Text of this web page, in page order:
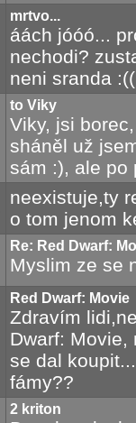
mrtvo...
áách jóóó...
nechodi?
neni sranda
to Viky
Viky, jsi
sháněl už
sám :), ale po
neexistuje,ty
o tom jenom
Re: Red Dwarf:
Myslim ze se
Red Dwarf: Movie
Zdravím
Dwarf: Movie,
se dal
fámy??
2 kriton